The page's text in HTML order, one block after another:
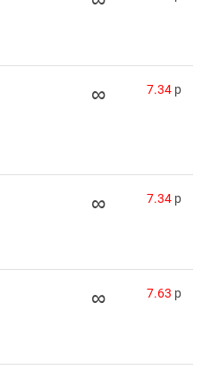
∞ 7.34 p
∞ 7.34 p
∞ 7.63 p